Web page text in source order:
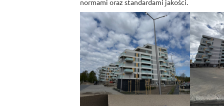
normami oraz standardami jakości.